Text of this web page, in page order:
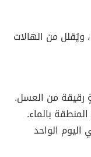
ويُقلل من الهالات
رقيقة من العسل.
الواحد